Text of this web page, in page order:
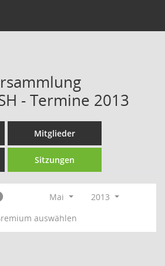
- Termine 2013
Mitglieder
Sitzungen
Mai
2013
auswählen